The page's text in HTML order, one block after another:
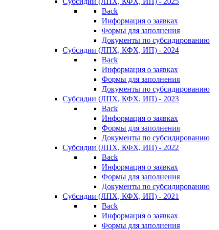
Back
Информация о заявках
Формы для заполнения
Документы по субсидированию
Субсидии (ЛПХ, КФХ, ИП) - 2024
Back
Информация о заявках
Формы для заполнения
Документы по субсидированию
Субсидии (ЛПХ, КФХ, ИП) - 2023
Back
Информация о заявках
Формы для заполнения
Документы по субсидированию
Субсидии (ЛПХ, КФХ, ИП) - 2022
Back
Информация о заявках
Формы для заполнения
Документы по субсидированию
Субсидии (ЛПХ, КФХ, ИП) - 2021
Back
Информация о заявках
Формы для заполнения